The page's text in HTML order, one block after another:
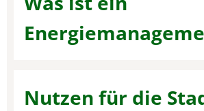
Nutzen für die